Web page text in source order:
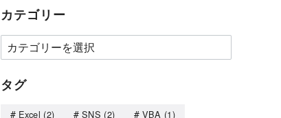
カテゴリー
タグ
Excel (2) SNS (2) VBA (1)